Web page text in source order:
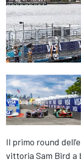
Il primo round
vittoria Sam Bird a